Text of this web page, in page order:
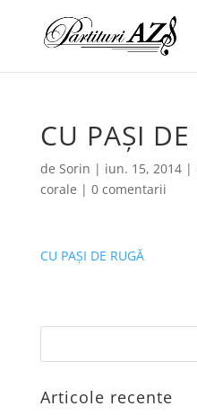
CU PAȘI
de Sorin | iun. 15, 2014|
corale | 0 comentarii
CU PAȘI DE RUGĂ
Articole recente